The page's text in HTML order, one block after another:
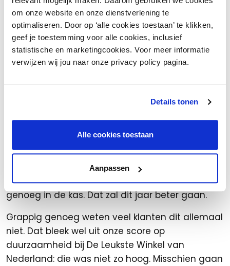
om onze website en onze dienstverlening te
optimaliseren. Door op ‘alle cookies toestaan’ te klikken,
geef je toestemming voor alle cookies, inclusief
statistische en marketingcookies. Voor meer informatie
verwijzen wij jou naar onze privacy policy pagina.
Details tonen
Alle cookies toestaan
Aanpassen
geven”
Het verwarmen van de kas is met een
warmtepomp trouwens nog best ingewikkeld.
Door het dunne kunststof dak is de kas niet
goed geïsoleerd; je wilt natuurlijk dat er zo veel
mogelijk zonnewarmte binnenkomt. In de
warmere maanden koelen we de kas en
winter halen we die warmte weer uit de grond
om de kas te verwarmen. Het eerste jaar
begonnen we in februari en hadden we nog
maar weinig warmte opgeslagen. Daardoor was
het in de maanden erna maar nét warm
genoeg in de kas. Dat zal dit jaar beter gaan.
Grappig genoeg weten veel klanten dit allemaal
niet. Dat bleek wel uit onze score op
duurzaamheid bij De Leukste Winkel van
Nederland: die was niet zo hoog. Misschien gaan